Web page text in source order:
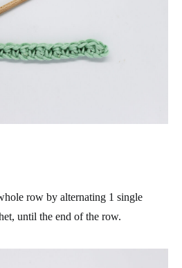
row by alternating 1 single
until the end of the row.